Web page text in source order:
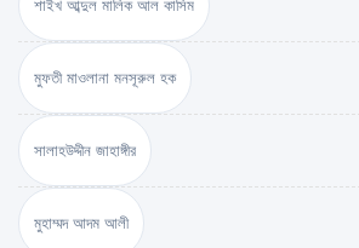
শাইখ আব্দুল মালিক আল কাসিম
মুফতী মাওলানা মনসূরুল হক
সালাহউদ্দীন জাহাঙ্গীর
মুহাম্মদ আদম আলী